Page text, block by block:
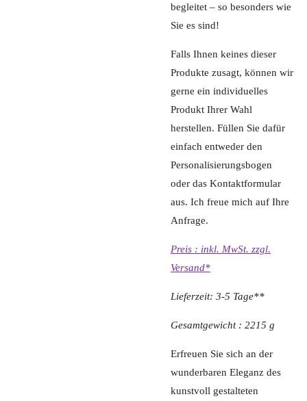
begleitet – so besonders wie
Sie es sind!
Falls Ihnen keines dieser
Produkte zusagt, können wir
gerne ein individuelles
Produkt Ihrer Wahl
herstellen. Füllen Sie dafür
einfach entweder den
Personalisierungsbogen
oder das Kontaktformular
aus. Ich freue mich auf Ihre
Anfrage.
Preis : inkl. MwSt. zzgl.
Versand*
Lieferzeit: 3-5 Tage**
Gesamtgewicht : 2215 g
Erfreuen Sie sich an der
wunderbaren Eleganz des
kunstvoll gestalteten